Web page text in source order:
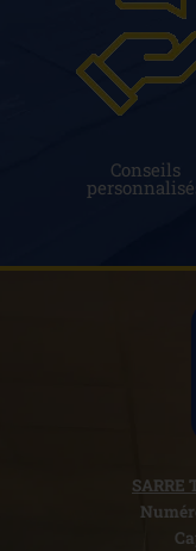
Conseils
SARRE